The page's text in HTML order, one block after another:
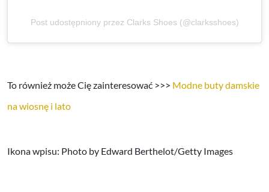
Post udostępniony przez Clarks Shoes (@clarksshoes)
To również może Cię zainteresować >>> Modne buty damskie
na wiosnę i lato
Ikona wpisu: Photo by Edward Berthelot/Getty Images